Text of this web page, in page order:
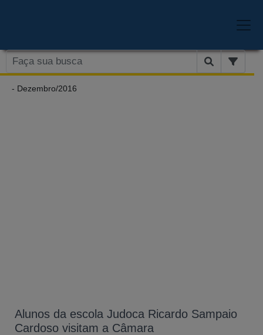
- Dezembro/2016
Alunos da escola Judoca Ricardo Sampaio
Cardoso visitam a Câmara